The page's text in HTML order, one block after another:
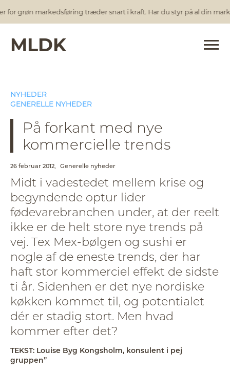
grøn markedsføring træder snart i kraft. Har du styr på al din
MLDK
NYHEDER
GENERELLE NYHEDER
På forkant med nye
kommercielle trends
26 februar 2012, Generelle nyheder
Midt i vadestedet mellem krise og
begyndende optur lider
fødevarebranchen under, at der reelt
ikke er de helt store nye trends på
vej. Tex Mex-bølgen og sushi er
nogle af de eneste trends, der har
haft stor kommerciel effekt de sidste
ti år. Sidenhen er det nye nordiske
køkken kommet til, og potentialet
dér er stadig stort. Men hvad
kommer efter det?
TEKST: Louise Byg Kongsholm, konsulent i pej
gruppen”